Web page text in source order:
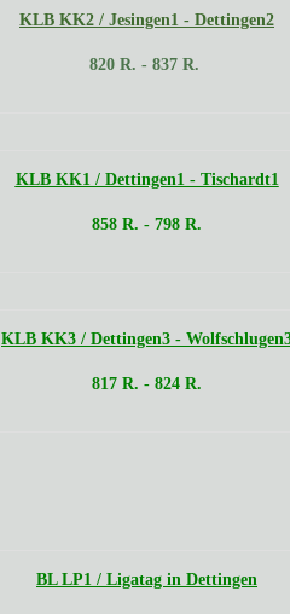
KLB KK2 / Jesingen1 - Dettingen2
820 R. - 837 R.
KLB KK1 / Dettingen1 - Tischardt1
858 R. - 798 R.
KLB KK3 / Dettingen3 -
817 R. - 824 R.
BL LP1 / Ligatag in Dettingen